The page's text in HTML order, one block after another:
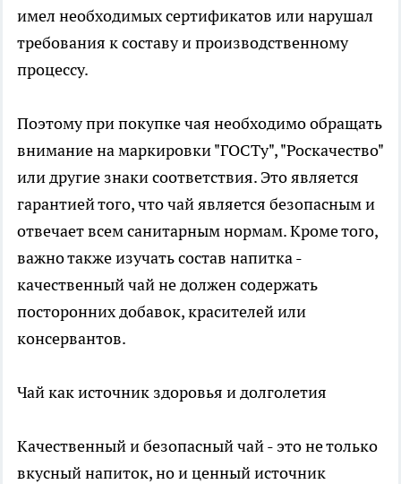
имел необходимых сертификатов или нарушал
требования к составу и производственному
процессу.
Поэтому при покупке чая необходимо обращать
внимание на маркировки "ГОСТу", "Роскачество"
или другие знаки соответствия. Это является
гарантией того, что чай является безопасным и
отвечает всем санитарным нормам. Кроме того,
важно также изучать состав напитка -
качественный чай не должен содержать
посторонних добавок, красителей или
консервантов.
Чай как источник здоровья и долголетия
Качественный и безопасный чай - это не только
вкусный напиток, но и ценный источник